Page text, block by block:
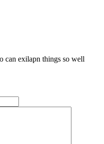
can exilapn things so well